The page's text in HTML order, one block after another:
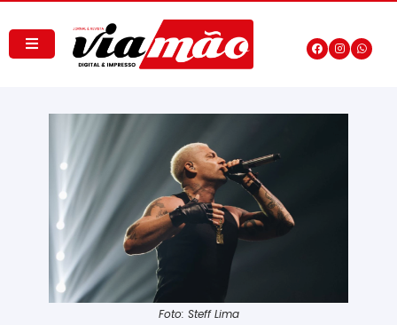
Foto: Steff Lima